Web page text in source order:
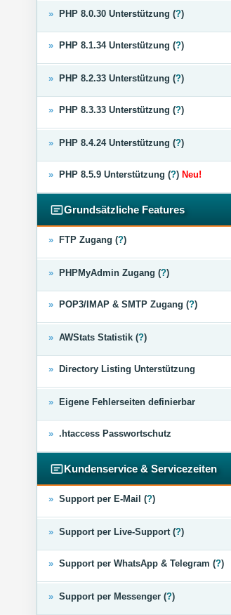
» PHP 8.0.30 Unterstützung (?)
» PHP 8.1.34 Unterstützung (?)
» PHP 8.2.33 Unterstützung (?)
» PHP 8.3.33 Unterstützung (?)
» PHP 8.4.24 Unterstützung (?)
» PHP 8.5.9 Unterstützung (?) Neu!
Grundsätzliche Features
» FTP Zugang (?)
» PHPMyAdmin Zugang (?)
» POP3/IMAP & SMTP Zugang (?)
» AWStats Statistik (?)
» Directory Listing Unterstützung
» Eigene Fehlerseiten definierbar
» .htaccess Passwortschutz
Kundenservice & Servicezeiten
» Support per E-Mail (?)
» Support per Live-Support (?)
» Support per WhatsApp & Telegram (?)
» Support per Messenger (?)